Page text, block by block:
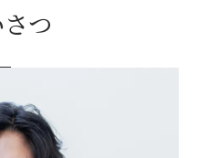
つ